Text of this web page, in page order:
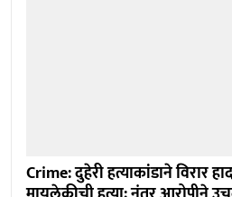
Crime: दुहेरी हत्याकांडाने विरार